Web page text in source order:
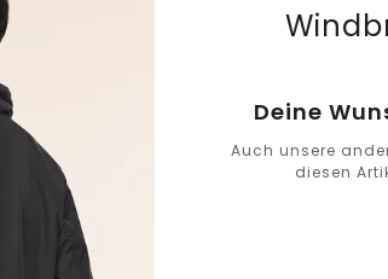
Deine
Auch unsere
diesen